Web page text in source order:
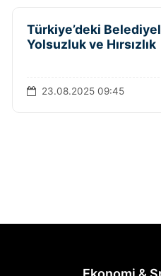
Türkiye’deki
Yolsuzluk ve Hırsızlık
23.08.2025 09:45